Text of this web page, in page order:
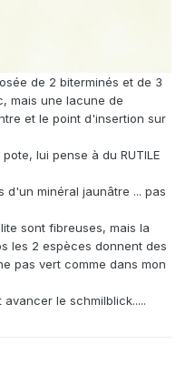
de 2 biterminés et de 3
mais une lacune de
et le point d'insertion sur
lui pense à du RUTILE
d'un minéral jaunâtre ... pas
sont fibreuses, mais la
les 2 espèces donnent des
pas vert comme dans mon
le schmilblick.....